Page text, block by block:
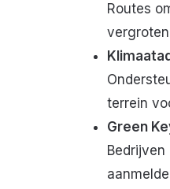
Routes
terrein
Green